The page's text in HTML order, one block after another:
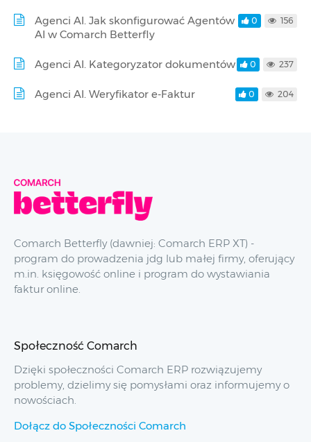
Agenci AI. Jak skonfigurować Agentów
AI w Comarch Betterfly
0 156
Agenci AI. Kategoryzator dokumentów 0 237
Agenci AI. Weryfikator e-Faktur 0 204
Comarch Betterfly (dawniej: Comarch ERP XT) -
program do prowadzenia jdg lub małej firmy, oferujący
m.in. księgowość online i program do wystawiania
faktur online.
Społeczność Comarch
Dzięki społeczności Comarch ERP rozwiązujemy
problemy, dzielimy się pomysłami oraz informujemy o
nowościach.
Dołącz do Społeczności Comarch